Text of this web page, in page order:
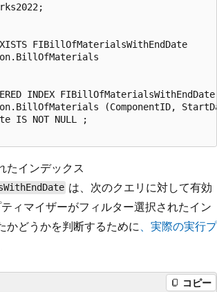
FIBillOfMaterialsWithEndDate
INDEX FIBillOfMaterialsWithEndDate
(ComponentID,
IS NOT NULL ;
たインデックス
は、次のクエリに対して有効
ィマイザーがフィルター選択されたイン
かどうかを判断するために、実際の実行プ
コピー